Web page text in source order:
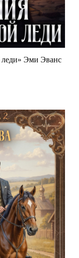
леди» Эми Эванс